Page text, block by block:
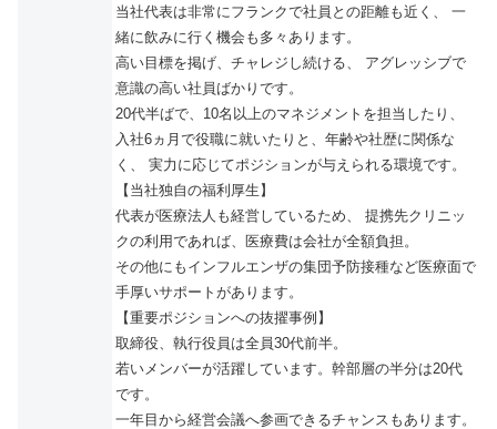
当社代表は非常にフランクで社員との距離も近く、 一
緒に飲みに行く機会も多々あります。
高い目標を掲げ、チャレジし続ける、 アグレッシブで
意識の高い社員ばかりです。
20代半ばで、10名以上のマネジメントを担当したり、
入社6ヵ月で役職に就いたりと、年齢や社歴に関係な
く、 実力に応じてポジションが与えられる環境です。
【当社独自の福利厚生】
代表が医療法人も経営しているため、 提携先クリニッ
クの利用であれば、医療費は会社が全額負担。
その他にもインフルエンザの集団予防接種など医療面で
手厚いサポートがあります。
【重要ポジションへの抜擢事例】
取締役、執行役員は全員30代前半。
若いメンバーが活躍しています。幹部層の半分は20代
です。
一年目から経営会議へ参画できるチャンスもあります。